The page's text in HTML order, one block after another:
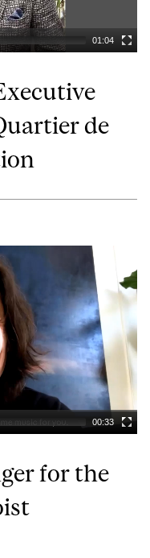
01:04
de
00:33
for the